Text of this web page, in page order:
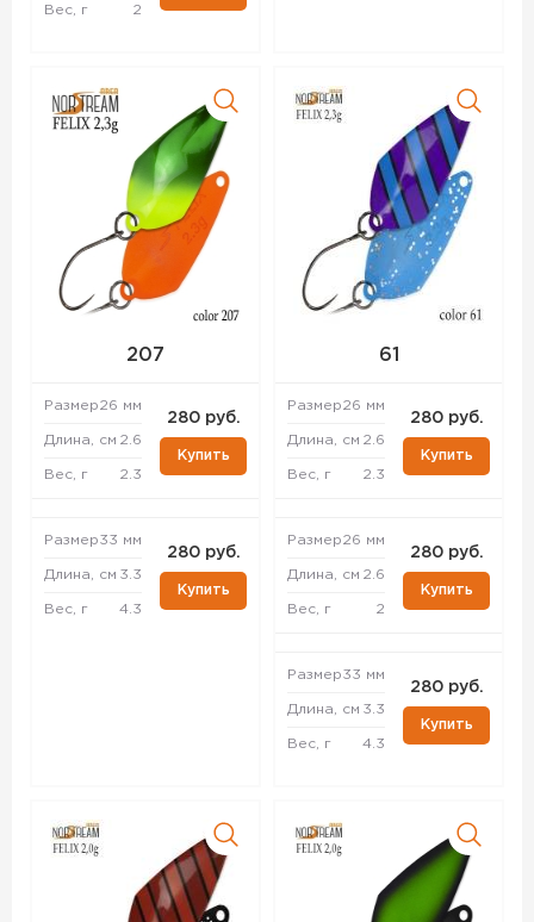
Вес, г 2
207
Размер26 мм
Длина, см 2.6
Вес, г 2.3
280 руб.
Купить
Размер33 мм
Длина, см 3.3
Вес, г 4.3
280 руб.
Купить
61
Размер26 мм
Длина, см 2.6
Вес, г 2.3
280 руб.
Купить
Размер26 мм
Длина, см 2.6
Вес, г 2
280 руб.
Купить
Размер33 мм
Длина, см 3.3
Вес, г 4.3
280 руб.
Купить